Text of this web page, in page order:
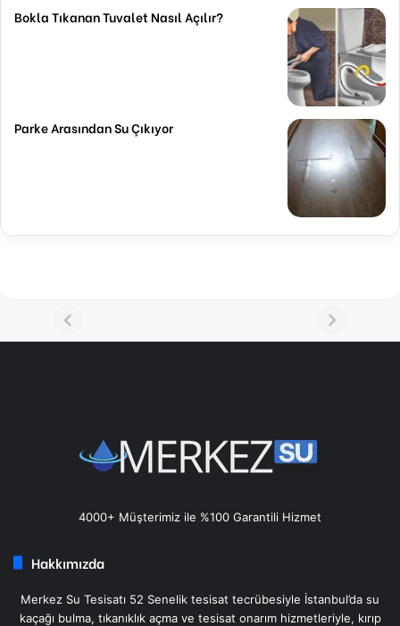
Bokla Tıkanan Tuvalet Nasıl Açılır?
Parke Arasından Su Çıkıyor
4000+ Müşterimiz ile %100 Garantili Hizmet
Hakkımızda
Merkez Su Tesisatı 52 Senelik tesisat tecrübesiyle İstanbul’da su
kaçağı bulma, tıkanıklık açma ve tesisat onarım hizmetleriyle, kırıp